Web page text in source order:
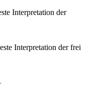
Interpretation der
Interpretation der frei